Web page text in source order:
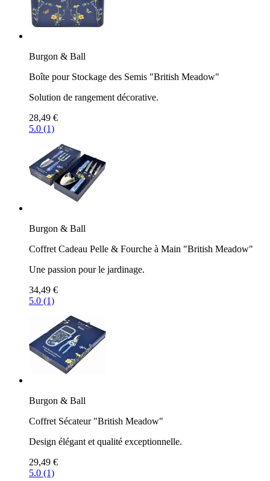
Burgon & Ball
Boîte pour Stockage des Semis "British Meadow"
Solution de rangement décorative.
28,49 €
5.0 (1)
Burgon & Ball
Coffret Cadeau Pelle & Fourche à Main "British Meadow"
Une passion pour le jardinage.
34,49 €
5.0 (1)
Burgon & Ball
Coffret Sécateur "British Meadow"
Design élégant et qualité exceptionnelle.
29,49 €
5.0 (1)